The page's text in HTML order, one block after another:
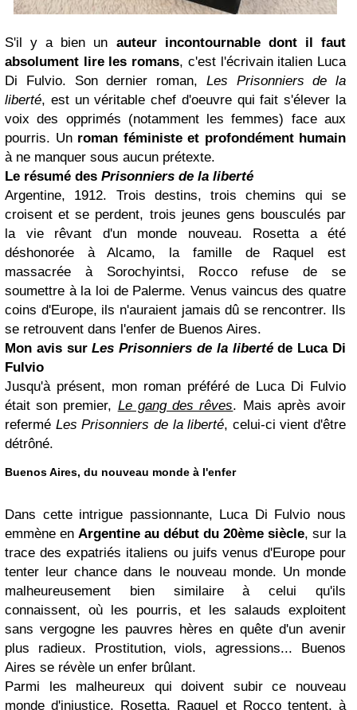
S'il y a bien un auteur incontournable dont il faut
absolument lire les romans, c'est l'écrivain italien Luca
Di Fulvio. Son dernier roman, Les Prisonniers de la
liberté, est un véritable chef d'oeuvre qui fait s'élever la
voix des opprimés (notamment les femmes) face aux
pourris. Un roman féministe et profondément humain
à ne manquer sous aucun prétexte.
Le résumé des Prisonniers de la liberté
Argentine, 1912. Trois destins, trois chemins qui se
croisent et se perdent, trois jeunes gens bousculés par
la vie rêvant d'un monde nouveau. Rosetta a été
déshonorée à Alcamo, la famille de Raquel est
massacrée à Sorochyintsi, Rocco refuse de se
soumettre à la loi de Palerme. Venus vaincus des quatre
coins d'Europe, ils n'auraient jamais dû se rencontrer. Ils
se retrouvent dans l'enfer de Buenos Aires.
Mon avis surLes Prisonniers de la libertéde Luca Di
Fulvio
Jusqu'à présent, mon roman préféré de Luca Di Fulvio
était son premier, Le gang des rêves. Mais après avoir
refermé Les Prisonniers de la liberté, celui-ci vient d'être
détrôné.
Buenos Aires, du nouveau monde à l'enfer
Dans cette intrigue passionnante, Luca Di Fulvio nous
emmène en Argentine au début du 20ème siècle, sur la
trace des expatriés italiens ou juifs venus d'Europe pour
tenter leur chance dans le nouveau monde. Un monde
malheureusement bien similaire à celui qu'ils
connaissent, où les pourris, et les salauds exploitent
sans vergogne les pauvres hères en quête d'un avenir
plus radieux. Prostitution, viols, agressions... Buenos
Aires se révèle un enfer brûlant.
Parmi les malheureux qui doivent subir ce nouveau
monde d'injustice, Rosetta, Raquel et Rocco tentent, à